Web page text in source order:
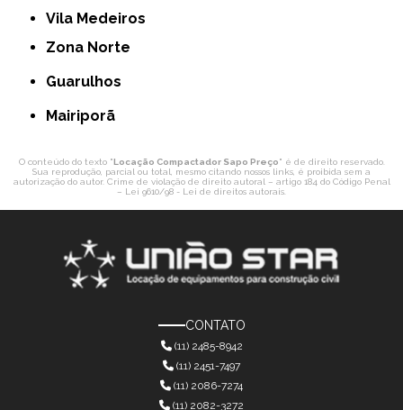
Vila Medeiros
Zona Norte
Guarulhos
Mairiporã
O conteúdo do texto "Locação Compactador Sapo Preço" é de direito reservado.
Sua reprodução, parcial ou total, mesmo citando nossos links, é proibida sem a
autorização do autor. Crime de violação de direito autoral – artigo 184 do Código Penal
– Lei 9610/98 - Lei de direitos autorais
CONTATO
(11) 2485-8942
(11) 2451-7497
(11) 2086-7274
(11) 2082-3272